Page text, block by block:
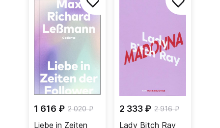
1 616 ₽ 2 020 ₽
Liebe in Zeiten
2 333 ₽ 2 916 ₽
Lady Bitch Ray